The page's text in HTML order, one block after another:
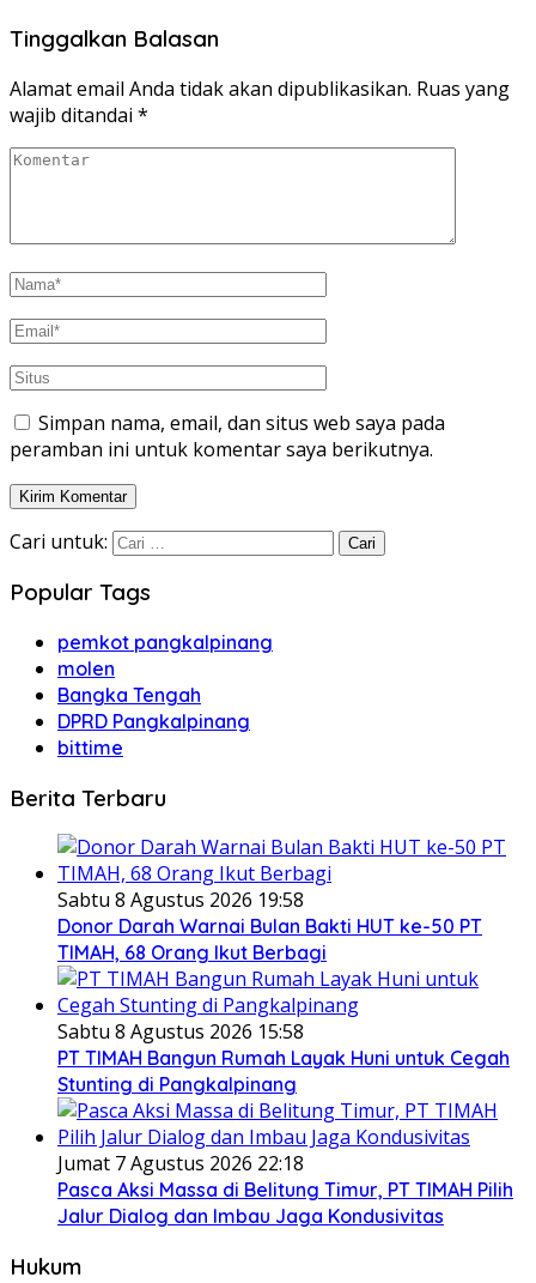
Tinggalkan Balasan
Alamat email Anda tidak akan dipublikasikan. Ruas yang
wajib ditandai *
Simpan nama, email, dan situs web saya pada
peramban ini untuk komentar saya berikutnya.
Cari untuk:
Popular Tags
pemkot pangkalpinang
molen
Bangka Tengah
DPRD Pangkalpinang
bittime
Berita Terbaru
Sabtu 8 Agustus 2026 19:58
Donor Darah Warnai Bulan Bakti HUT ke-50 PT
TIMAH, 68 Orang Ikut Berbagi
Sabtu 8 Agustus 2026 15:58
PT TIMAH Bangun Rumah Layak Huni untuk Cegah
Stunting di Pangkalpinang
Jumat 7 Agustus 2026 22:18
Pasca Aksi Massa di Belitung Timur, PT TIMAH Pilih
Jalur Dialog dan Imbau Jaga Kondusivitas
Hukum